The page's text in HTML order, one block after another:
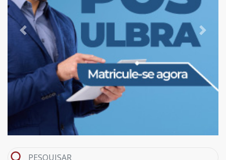
Previous Next